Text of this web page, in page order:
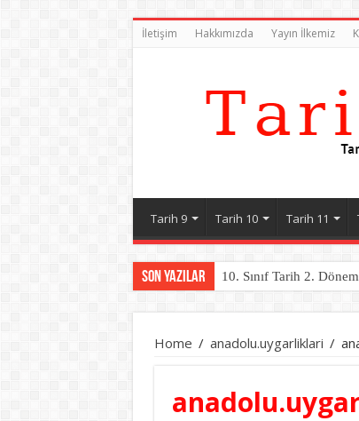
İletişim Hakkımızda Yayın İlkemiz
Tarih 9 Tarih 10 Tarih 11
Son Yazılar 10. Sınıf Tarih 2.
Home / anadolu.uygarliklari /